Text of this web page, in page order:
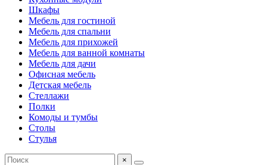
Шкафы
Мебель для гостиной
Мебель для спальни
Мебель для прихожей
Мебель для ванной комнаты
Мебель для дачи
Офисная мебель
Детская мебель
Стеллажи
Полки
Комоды и тумбы
Столы
Стулья
×